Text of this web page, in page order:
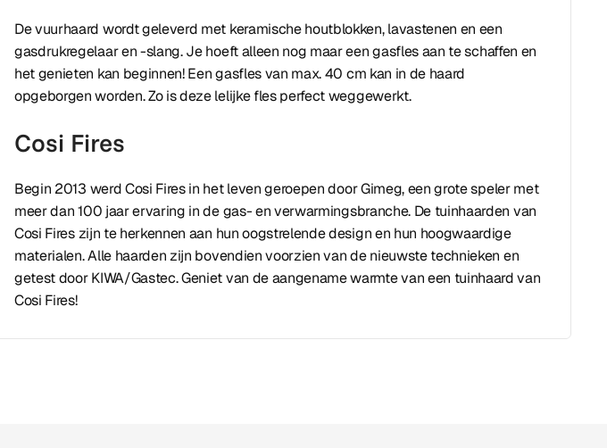
De vuurhaard wordt geleverd met keramische houtblokken, lavastenen en een
gasdrukregelaar en -slang. Je hoeft alleen nog maar een gasfles aan te schaffen en
het genieten kan beginnen! Een gasfles van max. 40 cm kan in de haard
opgeborgen worden. Zo is deze lelijke fles perfect weggewerkt.
Cosi Fires
Begin 2013 werd Cosi Fires in het leven geroepen door Gimeg, een grote speler met
meer dan 100 jaar ervaring in de gas- en verwarmingsbranche. De tuinhaarden van
Cosi Fires zijn te herkennen aan hun oogstrelende design en hun hoogwaardige
materialen. Alle haarden zijn bovendien voorzien van de nieuwste technieken en
getest door KIWA/Gastec. Geniet van de aangename warmte van een tuinhaard van
Cosi Fires!